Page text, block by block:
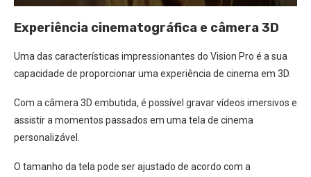
Experiência cinematográfica e câmera 3D
Uma das características impressionantes do Vision Pro é a sua
capacidade de proporcionar uma experiência de cinema em 3D.
Com a câmera 3D embutida, é possível gravar vídeos imersivos e
assistir a momentos passados em uma tela de cinema
personalizável.
O tamanho da tela pode ser ajustado de acordo com a